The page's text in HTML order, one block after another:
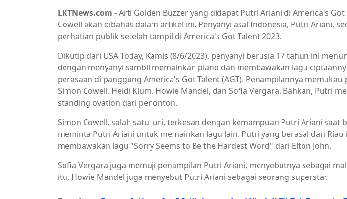
LKTNews.com - Arti Golden Buzzer yang didapat Putri Ariani di America's Got
Cowell akan dibahas dalam artikel ini. Penyanyi asal Indonesia, Putri Ariani,
perhatian publik setelah tampil di America's Got Talent 2023.
Dikutip dari USA Today, Kamis (8/6/2023), penyanyi berusia 17 tahun ini
dengan menyanyi sambil memainkan piano dan membawakan lagu
perasaan di panggung America's Got Talent (AGT). Penampilannya
Simon Cowell, Heidi Klum, Howie Mandel, dan Sofia Vergara. Bahkan, Putri
standing ovation dari penonton.
Simon Cowell, salah satu juri, terkesan dengan kemampuan Putri Ariani saat
meminta Putri Ariani untuk memainkan lagu lain. Putri yang berasal dari Riau
membawakan lagu "Sorry Seems to Be the Hardest Word" dari Elton John.
Sofia Vergara juga memuji penampilan Putri Ariani, menyebutnya sebagai
itu, Howie Mandel juga menyebut Putri Ariani sebagai seorang superstar.